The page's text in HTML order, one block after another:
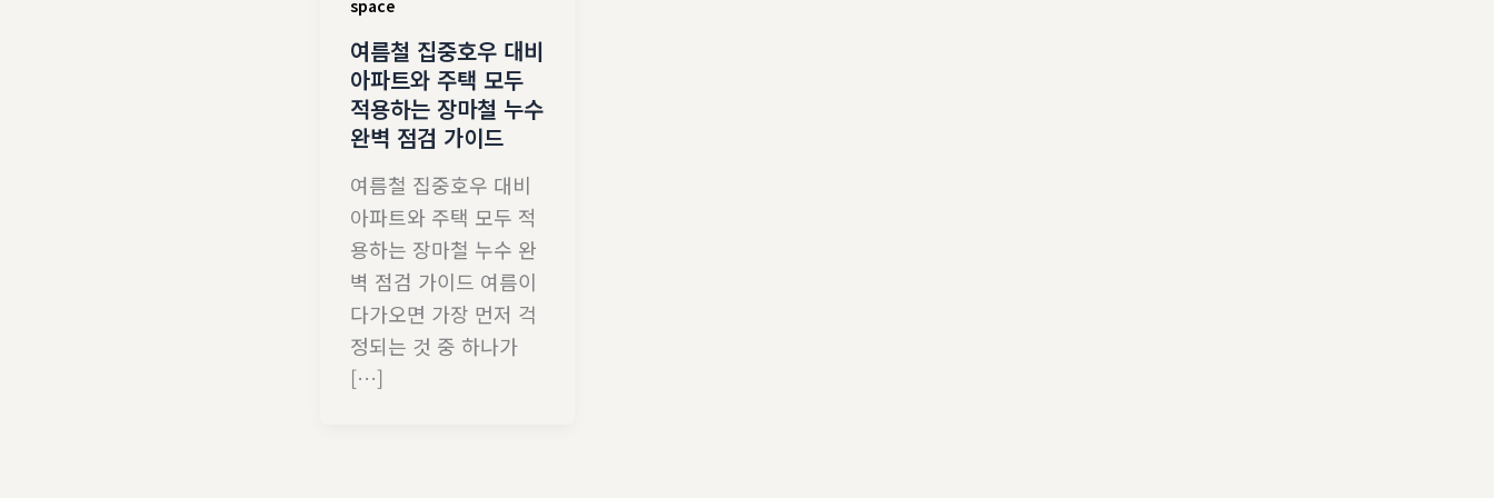
space
여름철 집중호우 대비
아파트와 주택 모두
적용하는 장마철 누수
완벽 점검 가이드
여름철 집중호우 대비
아파트와 주택 모두 적
용하는 장마철 누수 완
벽 점검 가이드 여름이
다가오면 가장 먼저 걱
정되는 것 중 하나가
[…]